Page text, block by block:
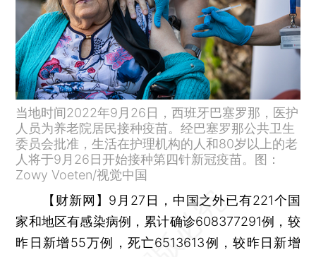
当地时间2022年9月26日，西班牙巴塞罗那，医护
人员为养老院居民接种疫苗。经巴塞罗那公共卫生
委员会批准，生活在护理机构的人和80岁以上的老
人将于9月26日开始接种第四针新冠疫苗。图：
Zowy Voeten/视觉中国
【财新网】 9月27日，中国之外已有221个国
家和地区有感染病例，累计确诊608377291例，较
昨日新增55万例，死亡6513613例，较昨日新增